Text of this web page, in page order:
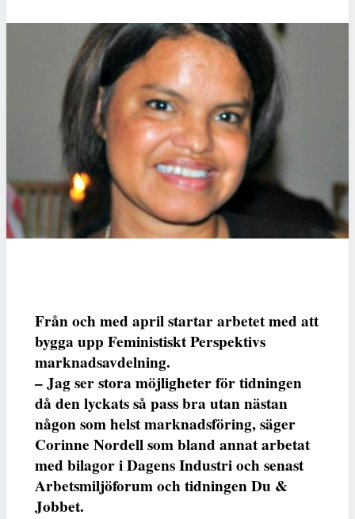
Från och med april startar arbetet med att
bygga upp Feministiskt Perspektivs
marknadsavdelning.
– Jag ser stora möjligheter för tidningen
då den lyckats så pass bra utan nästan
någon som helst marknadsföring, säger
Corinne Nordell som bland annat arbetat
med bilagor i Dagens Industri och senast
Arbetsmiljöforum och tidningen Du &
Jobbet.